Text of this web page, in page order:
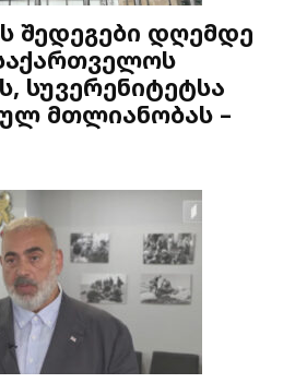
შედეგები დღემდე
სუვერენიტეტსა
მთლიანობას –